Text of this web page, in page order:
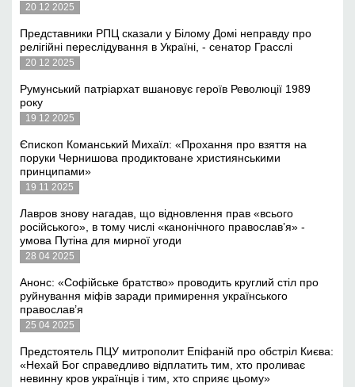
20 12 2025
Представники РПЦ сказали у Білому Домі неправду про
релігійні переслідування в Україні, - сенатор Грасслі
20 12 2025
Румунський патріархат вшановує героїв Революції 1989
року
19 12 2025
Єпископ Команський Михаїл: «Прохання про взяття на
поруки Чернишова продиктоване християнськими
принципами»
19 11 2025
Лавров знову нагадав, що відновлення прав «всього
російського», в тому числі «канонічного православ’я» -
умова Путіна для мирної угоди
28 04 2025
Анонс: «Софійське братство» проводить круглий стіл про
руйнування міфів заради примирення українського
православ’я
25 04 2025
Предстоятель ПЦУ митрополит Епіфаній про обстріл Києва:
«Нехай Бог справедливо відплатить тим, хто проливає
невинну кров українців і тим, хто сприяє цьому»